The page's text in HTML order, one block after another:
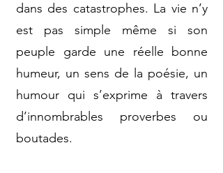
dans des catastrophes. La vie n’y
est pas simple même si son
peuple garde une réelle bonne
humeur, un sens de la poésie, un
humour qui s’exprime à travers
d’innombrables proverbes ou
boutades.